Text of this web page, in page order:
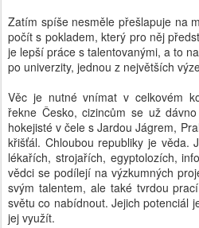
Zatím spíše nesměle přešlapuje na
počít s pokladem, který pro něj
je lepší práce s talentovanými, a to
po univerzity, jednou z největších
Věc je nutné vnímat v celkovém
řekne Česko, cizincům se už
hokejisté v čele s Jardou Jágrem,
křišťál. Chloubou republiky je věda.
lékařích, strojařích, egyptolozích,
vědci se podílejí na výzkumných
svým talentem, ale také tvrdou
světu co nabídnout. Jejich potenciál
jej využít.